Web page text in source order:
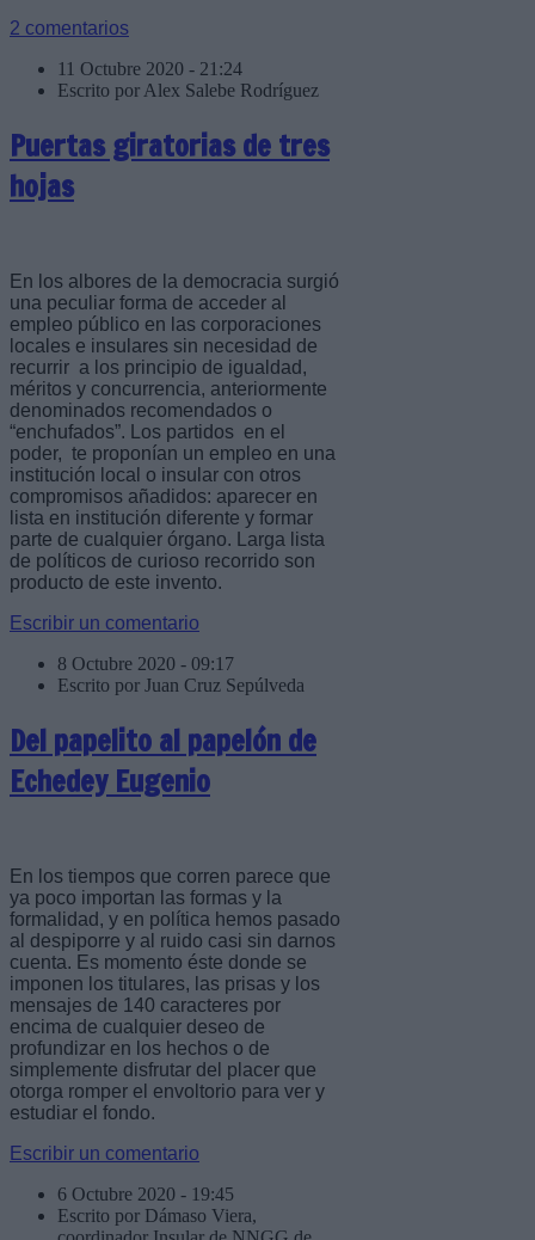
2 comentarios
11 Octubre 2020 - 21:24
Escrito por Alex Salebe Rodríguez
Puertas giratorias de tres
hojas
En los albores de la democracia surgió
una peculiar forma de acceder al
empleo público en las corporaciones
locales e insulares sin necesidad de
recurrir a los principio de igualdad,
méritos y concurrencia, anteriormente
denominados recomendados o
“enchufados”. Los partidos en el
poder, te proponían un empleo en una
institución local o insular con otros
compromisos añadidos: aparecer en
lista en institución diferente y formar
parte de cualquier órgano. Larga lista
de políticos de curioso recorrido son
producto de este invento.
Escribir un comentario
8 Octubre 2020 - 09:17
Escrito por Juan Cruz Sepúlveda
Del papelito al papelón de
Echedey Eugenio
En los tiempos que corren parece que
ya poco importan las formas y la
formalidad, y en política hemos pasado
al despiporre y al ruido casi sin darnos
cuenta. Es momento éste donde se
imponen los titulares, las prisas y los
mensajes de 140 caracteres por
encima de cualquier deseo de
profundizar en los hechos o de
simplemente disfrutar del placer que
otorga romper el envoltorio para ver y
estudiar el fondo.
Escribir un comentario
6 Octubre 2020 - 19:45
Escrito por Dámaso Viera,